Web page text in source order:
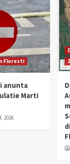
Floresti
anunta
Marti
2026